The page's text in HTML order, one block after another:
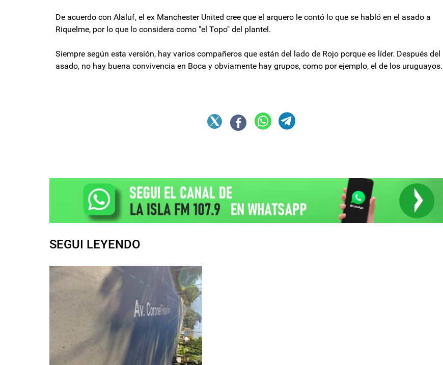
De acuerdo con Alaluf, el ex Manchester United cree que el arquero le contó lo que se habló en el asado a
Riquelme, por lo que lo considera como "el Topo" del plantel.
Siempre según esta versión, hay varios compañeros que están del lado de Rojo porque es líder. Después del
asado, no hay buena convivencia en Boca y obviamente hay grupos, como por ejemplo, el de los uruguayos.
SEGUI LEYENDO